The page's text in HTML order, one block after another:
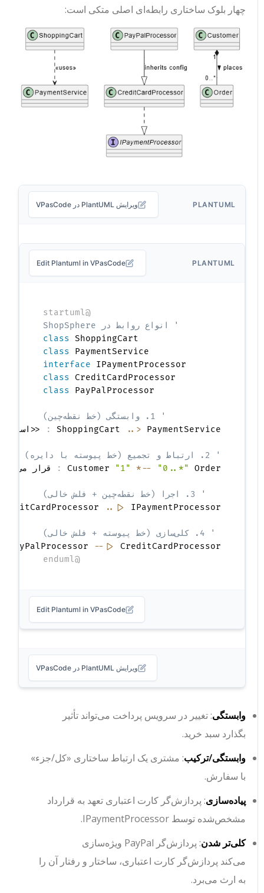
چهار بلوک ساختاری رابطه‌ای اصلی متکی است:
PLANTUML ویرایش PlantUML در VPasCode
PLANTUML
Edit Plantuml in VPasCode
' انواع روابط در ShopSphere
class ShoppingCart
class PaymentService
interface IPaymentProcessor
class CreditCardProcessor
class
PayPalProcessor
' 1. وابستگی (خط نقطه‌چین)
ShoppingCart ..> PaymentService
:
' 2. ارتباط و تجمیع (خط پیوسته با دایره)
Customer "1" *-- "0..*" Order
:
' 3. اجرا (خط نقطه‌چین + فلش خالی)
CreditCardProcessor ..|>
' 4. کلی‌سازی (خط پیوسته + فلش خالی)
PayPalProcessor --|> CreditCardProcessor
Edit Plantuml in VPasCode
ویرایش PlantUML در VPasCode
وابستگی: تغییر درسرویس پرداختمی‌تواند تأثیر
بگذارد سبد خرید .
وابستگی/ترکیب:مشترییک ارتباط ساختاری «کل/جزء»
باسفارش.
پیاده‌سازی:پردازش‌گر کارت اعتباریتعهد به قرارداد
مشخص‌شده توسطIPaymentProcessor
.
کلی‌تر شدن:پردازش‌گر PayPal
ویژه‌سازی
می‌کندپردازش‌گر کارت اعتباری، ساختار و رفتار آن را
به ارث می‌برد.